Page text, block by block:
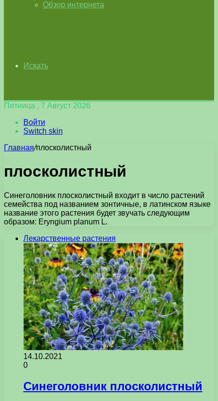
Обзор интернета
Искать
Пятница , 7 Август 2026
Войти
Switch skin
Главная/плосколистный
плосколистный
Синеголовник плосколистный входит в число растений
семейства под названием зонтичные, в латинском языке
название этого растения будет звучать следующим
образом: Eryngium planum L.
Лекарственные растения
14.10.2021
0
Синеголовник плосколистный